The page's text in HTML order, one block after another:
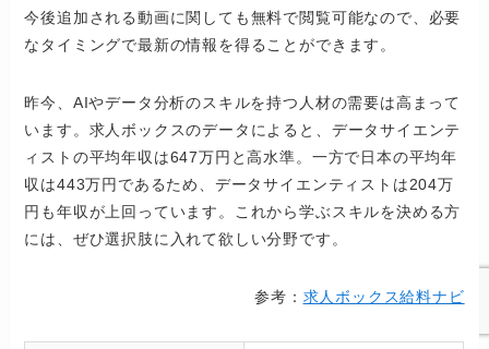
今後追加される動画に関しても無料で閲覧可能なので、必要
なタイミングで最新の情報を得ることができます。
昨今、AIやデータ分析のスキルを持つ人材の需要は高まって
います。求人ボックスのデータによると、データサイエンテ
ィストの平均年収は647万円と高水準。一方で日本の平均年
収は443万円であるため、データサイエンティストは204万
円も年収が上回っています。これから学ぶスキルを決める方
には、ぜひ選択肢に入れて欲しい分野です。
参考： 求人ボックス給料ナビ